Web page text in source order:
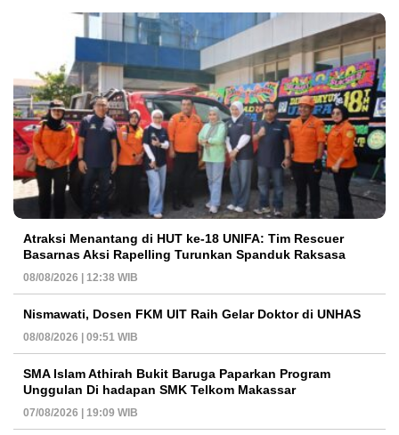
Atraksi Menantang di HUT ke-18 UNIFA: Tim Rescuer
Basarnas Aksi Rapelling Turunkan Spanduk Raksasa
08/08/2026 | 12:38 WIB
Nismawati, Dosen FKM UIT Raih Gelar Doktor di UNHAS
08/08/2026 | 09:51 WIB
SMA Islam Athirah Bukit Baruga Paparkan Program
Unggulan Di hadapan SMK Telkom Makassar
07/08/2026 | 19:09 WIB